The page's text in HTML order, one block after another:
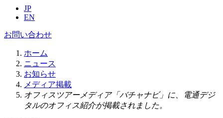
JP
EN
お問い合わせ
ホーム
ニュース
お知らせ
メディア掲載
オフィスツアーメディア「バチャナビ」に、電通デジ
タルのオフィス紹介が掲載されました。